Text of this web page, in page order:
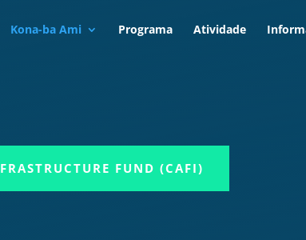
Kona-ba Ami Programa Atividade
FUND (CAFI)